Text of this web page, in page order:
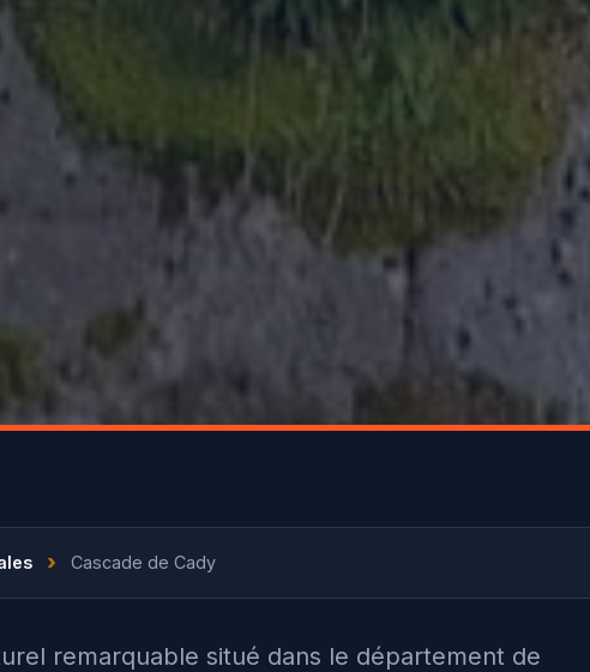
› Cascade de Cady
remarquable situé dans le département de